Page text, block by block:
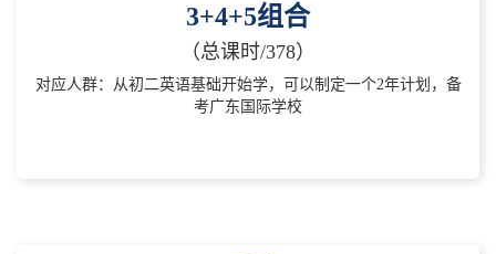
3+4+5组合
（总课时/378）
对应人群：从初二英语基础开始学，可以制定一个2年计划，备
考广东国际学校